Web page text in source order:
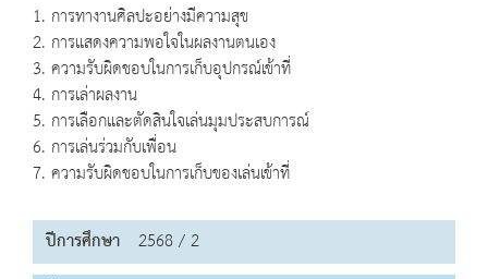
1. การทางานศิลปะอย่างมีความสุข
2. การแสดงความพอใจในผลงานตนเอง
3. ความรับผิดชอบในการเก็บอุปกรณ์เข้าที่
4. การเล่าผลงาน
5. การเลือกและตัดสินใจเล่นมุมประสบการณ์
6. การเล่นร่วมกับเพื่อน
7. ความรับผิดชอบในการเก็บของเล่นเข้าที่
ปีการศึกษา 2568 / 2